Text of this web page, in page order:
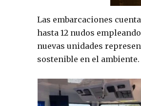
Las embarcaciones
hasta 12 nudos
nuevas unidades
sostenible en el ambiente.